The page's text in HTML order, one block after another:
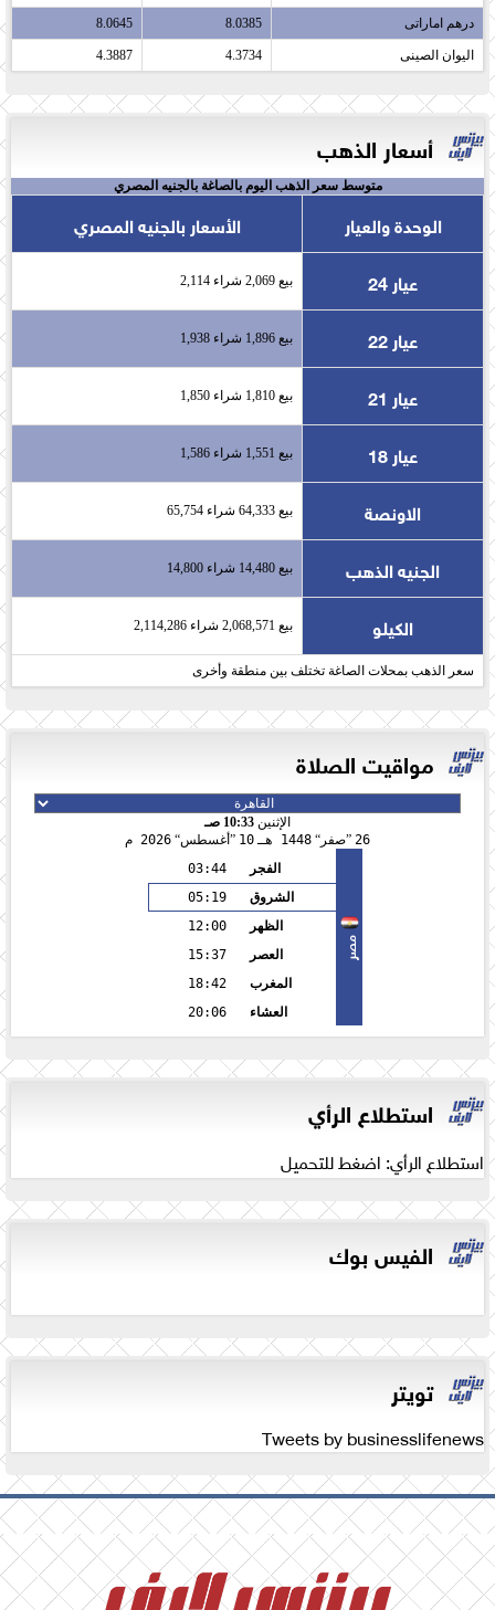
درهم اماراتى​ 8.0385
8.0645
اليوان الصينى​ 4.3734
4.3887
أسعار الذهب
متوسط سعر الذهب اليوم بالصاغة بالجنيه المصري
الوحدة والعيار
الأسعار بالجنيه المصري
عيار 24
بيع 2,069 شراء 2,114
عيار 22 بيع 1,896 شراء 1,938
عيار 21 بيع 1,810 شراء 1,850
عيار 18 بيع 1,551 شراء 1,586
الاونصة بيع 64,333 شراء 65,754
الجنيه الذهب بيع 14,480 شراء 14,800
الكيلو بيع 2,068,571 شراء 2,114,286
سعر الذهب بمحلات الصاغة تختلف بين منطقة وأخرى
مواقيت الصلاة
الإثنين 10:33 صـ
26 صفر 1448 هـ 10 أغسطس 2026 م
مصر
الفجر
03:44
الشروق
05:19
الظهر
12:00
العصر
15:37
المغرب
18:42
العشاء
20:06
استطلاع الرأي
استطلاع الرأي: اضغط للتحميل
الفيس بوك
تويتر
Tweets by businesslifenews